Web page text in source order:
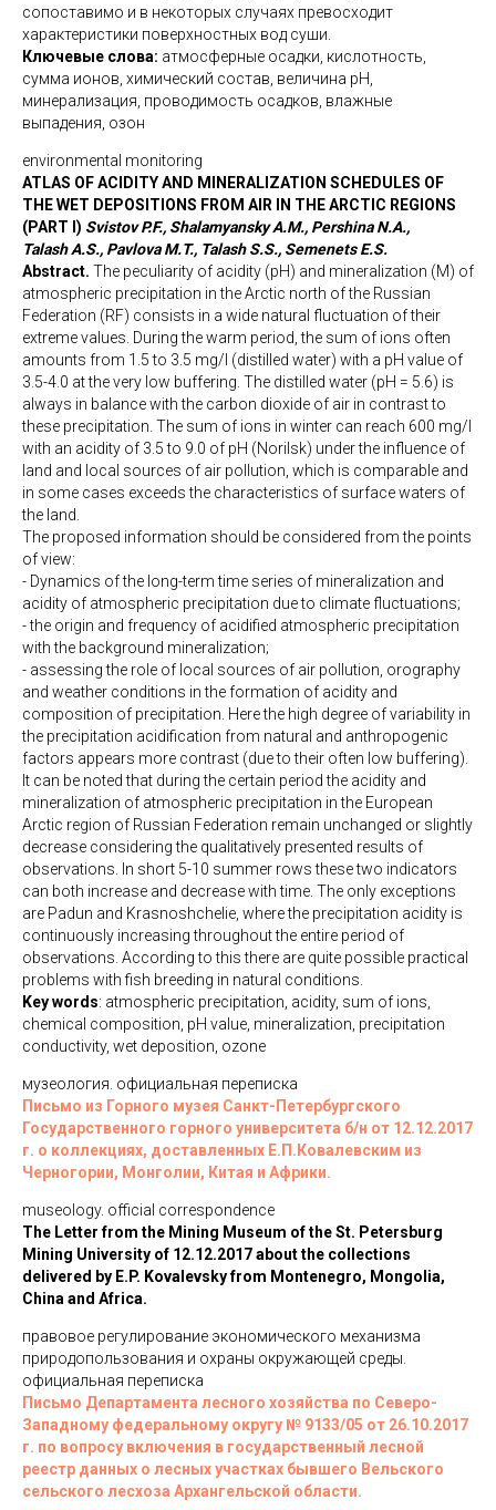
сопоставимо и в некоторых случаях превосходит
характеристики поверхностных вод суши.
Ключевые слова: атмосферные осадки, кислотность,
сумма ионов, химический состав, величина рН,
минерализация, проводимость осадков, влажные
выпадения, озон
environmental monitoring
ATLAS OF ACIDITY AND MINERALIZATION SCHEDULES OF
THE WET DEPOSITIONS FROM AIR IN THE ARCTIC REGIONS
(PART I) Svistov P.F., Shalamyansky A.M., Pershina N.A.,
Talash A.S., Pavlova M.T., Talash S.S., Semenets E.S.
Abstract. The peculiarity of acidity (pH) and mineralization (M) of
atmospheric precipitation in the Arctic north of the Russian
Federation (RF) consists in a wide natural fluctuation of their
extreme values. During the warm period, the sum of ions often
amounts from 1.5 to 3.5 mg/l (distilled water) with a pH value of
3.5-4.0 at the very low buffering. The distilled water (pH = 5.6) is
always in balance with the carbon dioxide of air in contrast to
these precipitation. The sum of ions in winter can reach 600 mg/l
with an acidity of 3.5 to 9.0 of pH (Norilsk) under the influence of
land and local sources of air pollution, which is comparable and
in some cases exceeds the characteristics of surface waters of
the land.
The proposed information should be considered from the points
of view:
- Dynamics of the long-term time series of mineralization and
acidity of atmospheric precipitation due to climate fluctuations;
- the origin and frequency of acidified atmospheric precipitation
with the background mineralization;
- assessing the role of local sources of air pollution, orography
and weather conditions in the formation of acidity and
composition of precipitation. Here the high degree of variability in
the precipitation acidification from natural and anthropogenic
factors appears more contrast (due to their often low buffering).
It can be noted that during the certain period the acidity and
mineralization of atmospheric precipitation in the European
Arctic region of Russian Federation remain unchanged or slightly
decrease considering the qualitatively presented results of
observations. In short 5-10 summer rows these two indicators
can both increase and decrease with time. The only exceptions
are Padun and Krasnoshchelie, where the precipitation acidity is
continuously increasing throughout the entire period of
observations. According to this there are quite possible practical
problems with fish breeding in natural conditions.
Key words: atmospheric precipitation, acidity, sum of ions,
chemical composition, pH value, mineralization, precipitation
conductivity, wet deposition, ozone
музеология. официальная переписка
Письмо из Горного музея Санкт-Петербургского
Государственного горного университета б/н от 12.12.2017
г. о коллекциях, доставленных Е.П.Ковалевским из
Черногории, Монголии, Китая и Африки.
museology. official correspondence
The Letter from the Mining Museum of the St. Petersburg
Mining University of 12.12.2017 about the collections
delivered by E.P. Kovalevsky from Montenegro, Mongolia,
China and Africa.
правовое регулирование экономического механизма
природопользования и охраны окружающей среды.
официальная переписка
Письмо Департамента лесного хозяйства по Северо-
Западному федеральному округу № 9133/05 от 26.10.2017
г. по вопросу включения в государственный лесной
реестр данных о лесных участках бывшего Вельского
сельского лесхоза Архангельской области.